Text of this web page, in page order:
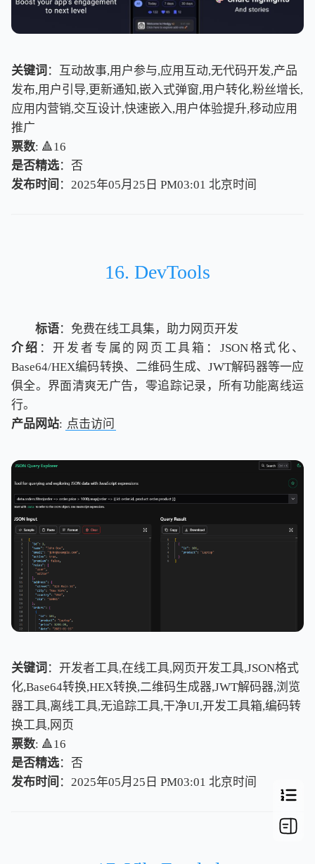
关键词 ：互动故事,用户参与,应用互动,无代码开发,产品
发布,用户引导,更新通知,嵌入式弹窗,用户转化,粉丝增长,
应用内营销,交互设计,快速嵌入,用户体验提升,移动应用
推广
票数: 🔺16
是否精选：否
发布时间 ：2025年05月25日 PM03:01 北京时间
北京时间
16. DevTools
标语：免费在线工具集，助力网页开发
介绍 ：开发者专属的网页工具箱：JSON格式化、
Base64/HEX编码转换、二维码生成、JWT解码器等一应
俱全。界面清爽无广告，零追踪记录，所有功能离线运
行。
产品网站: 点击访问
关键词 ：开发者工具,在线工具,网页开发工具,JSON格式
化,Base64转换,HEX转换,二维码生成器,JWT解码器,浏览
器工具,离线工具,无追踪工具,干净UI,开发工具箱,编码转
换工具,网页
票数: 🔺16
是否精选：否
发布时间 ：2025年05月25日 PM03:01 北京时间
北京时间